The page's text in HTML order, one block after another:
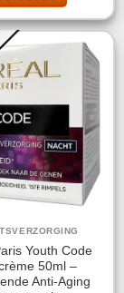
Youth Code
50ml –
Anti-Aging